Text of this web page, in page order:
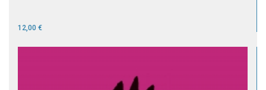
12,00 €